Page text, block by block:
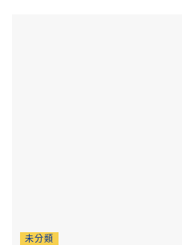
未分類